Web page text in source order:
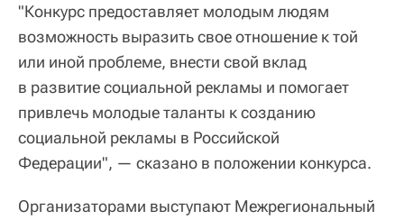
"Конкурс предоставляет молодым людям
возможность выразить свое отношение к той
или иной проблеме, внести свой вклад
в развитие социальной рекламы и помогает
привлечь молодые таланты к созданию
социальной рекламы в Российской
Федерации", — сказано в положении конкурса.
Организаторами выступают Межрегиональный